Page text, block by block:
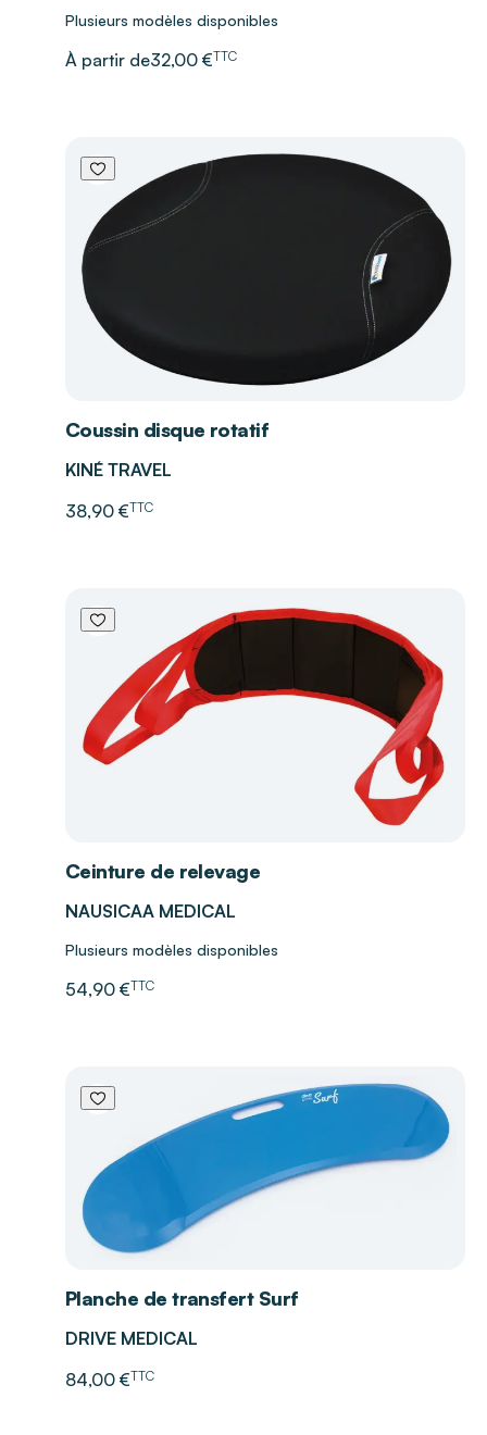
Plusieurs modèles disponibles
À partir de32,00 €TTC
Coussin disque rotatif
KINÉ TRAVEL
38,90 €TTC
Ceinture de relevage
NAUSICAA MEDICAL
Plusieurs modèles disponibles
54,90 €TTC
Planche de transfert Surf
DRIVE MEDICAL
84,00 €TTC